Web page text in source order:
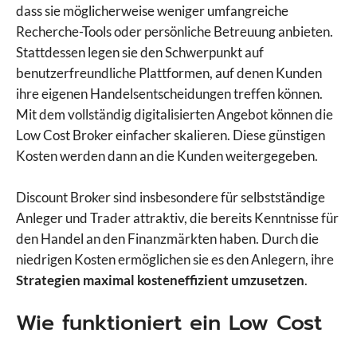
dass sie möglicherweise weniger umfangreiche
Recherche-Tools oder persönliche Betreuung anbieten.
Stattdessen legen sie den Schwerpunkt auf
benutzerfreundliche Plattformen, auf denen Kunden
ihre eigenen Handelsentscheidungen treffen können.
Mit dem vollständig digitalisierten Angebot können die
Low Cost Broker einfacher skalieren. Diese günstigen
Kosten werden dann an die Kunden weitergegeben.
Discount Broker sind insbesondere für selbstständige
Anleger und Trader attraktiv, die bereits Kenntnisse für
den Handel an den Finanzmärkten haben. Durch die
niedrigen Kosten ermöglichen sie es den Anlegern, ihre
Strategien maximal kosteneffizient umzusetzen.
Wie funktioniert ein Low Cost